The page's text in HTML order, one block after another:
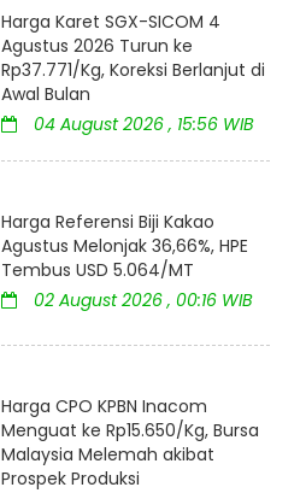
Harga Karet SGX-SICOM 4
Agustus 2026 Turun ke
Rp37.771/Kg, Koreksi Berlanjut di
Awal Bulan
04 August 2026 , 15:56 WIB
Harga Referensi Biji Kakao
Agustus Melonjak 36,66%, HPE
Tembus USD 5.064/MT
02 August 2026 , 00:16 WIB
Harga CPO KPBN Inacom
Menguat ke Rp15.650/Kg, Bursa
Malaysia Melemah akibat
Prospek Produksi